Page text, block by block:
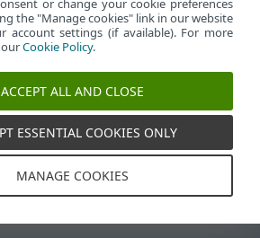
Base
spol. s
Gestisci cookie
or change your cookie preferences
the "Manage cookies" link in our website
account settings (if available). For more
Cookie Policy.
ACCEPT ALL AND CLOSE
ESSENTIAL COOKIES ONLY
MANAGE COOKIES